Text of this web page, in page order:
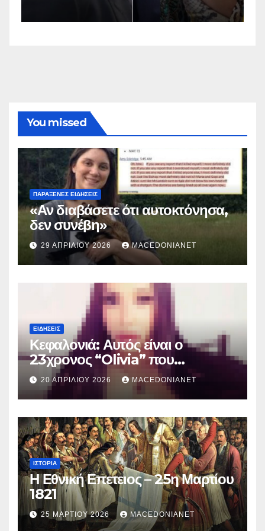
You missed
ΠΑΡΆΞΕΝΕΣ ΕΙΔΉΣΕΙΣ
«Αν διαβάσετε ότι αυτοκτόνησα,
δεν συνέβη»
29 ΑΠΡΙΛΊΟΥ 2026 MACEDONIANET
ΕΙΔΉΣΕΙΣ
Κεφαλονιά: Αυτός είναι ο
23χρονος “Olivia” που
κατηγορείται για τον θάνατο της
Μυρτούς
20 ΑΠΡΙΛΊΟΥ 2026 MACEDONIANET
ΙΣΤΟΡΊΑ
Η Εθνική Επετειος – 25η Μαρτίου
1821
25 ΜΑΡΤΊΟΥ 2026 MACEDONIANET